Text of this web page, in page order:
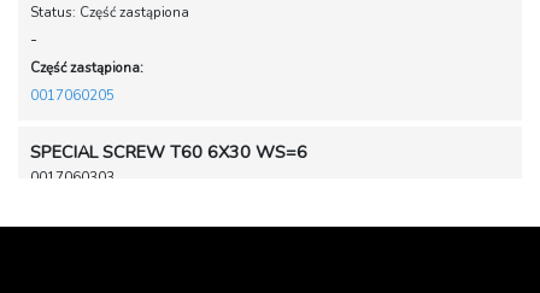
Status: Część zastąpiona
-
Część zastąpiona:
0017060205
SPECIAL SCREW T60 6X30 WS=6
0017060303
-